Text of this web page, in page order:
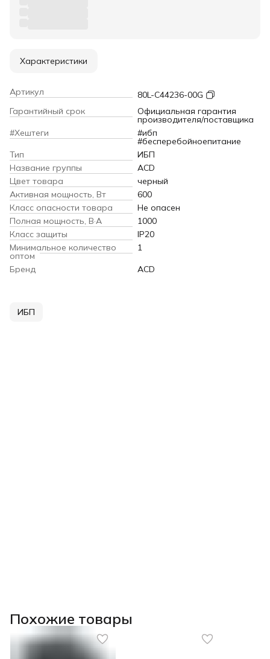
Характеристики
Артикул
80L-C44236-00G
Гарантийный срок
Официальная гарантия
производителя/поставщика
#Хештеги
#ибп
#бесперебойноепитание
Тип
ИБП
Название группы
ACD
Цвет товара
черный
Активная мощность, Вт
600
Класс опасности товара
Не опасен
Полная мощность, В·А
1000
Класс защиты
IP20
Минимальное количество
оптом
1
Бренд
ACD
ИБП
Похожие товары